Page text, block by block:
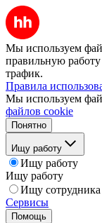
Мы используем
правильную работу
трафик.
Правила
Мы используем
файлов cookie
Понятно
Ищу работу
Ищу работу
Ищу работу
Ищу сотрудника
Сервисы
Помощь